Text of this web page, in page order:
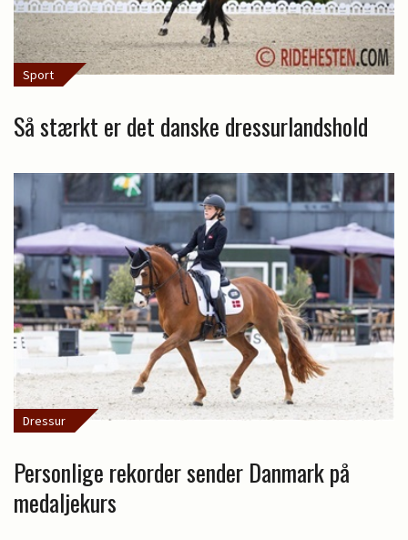
Sport
Så stærkt er det danske dressurlandshold
Dressur
Personlige rekorder sender Danmark på
medaljekurs